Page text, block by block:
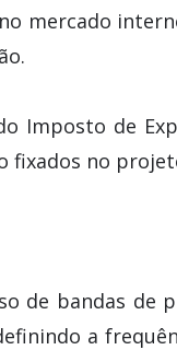
mercado
Imposto de
fixados no
de bandas de
a